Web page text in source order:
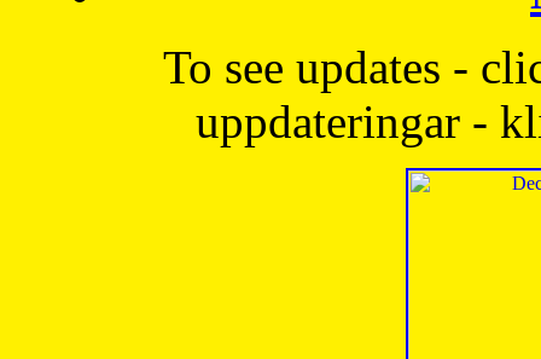
To see updates -
uppdateringar -